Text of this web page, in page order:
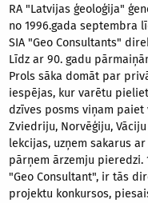
RA "Latvijas ģeoloģija"
no 1996.gada septembra
SIA "Geo Consultants"
Līdz ar 90. gadu
Prols sāka domāt par
iespējas, kur varētu
dzīves posms viņam
Zviedriju, Norvēģiju,
lekcijas, uzņem sakarus
pārņem ārzemju pieredzi.
"Geo Consultant", ir tās
projektu konkursos,